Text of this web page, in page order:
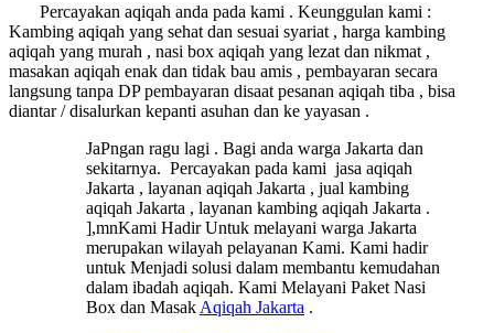
Percayakan aqiqah anda pada kami . Keunggulan kami :
Kambing aqiqah yang sehat dan sesuai syariat , harga kambing
aqiqah yang murah , nasi box aqiqah yang lezat dan nikmat ,
masakan aqiqah enak dan tidak bau amis , pembayaran secara
langsung tanpa DP pembayaran disaat pesanan aqiqah tiba , bisa
diantar / disalurkan kepanti asuhan dan ke yayasan .
JaPngan ragu lagi . Bagi anda warga Jakarta dan
sekitarnya. Percayakan pada kami jasa aqiqah
Jakarta , layanan aqiqah Jakarta , jual kambing
aqiqah Jakarta , layanan kambing aqiqah Jakarta .
],mnKami Hadir Untuk melayani warga Jakarta
merupakan wilayah pelayanan Kami. Kami hadir
untuk Menjadi solusi dalam membantu kemudahan
dalam ibadah aqiqah. Kami Melayani Paket Nasi
Box dan Masak Aqiqah Jakarta .